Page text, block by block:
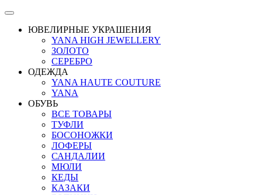
ЮВЕЛИРНЫЕ УКРАШЕНИЯ
YANA HIGH JEWELLERY
ЗОЛОТО
СЕРЕБРО
ОДЕЖДА
YANA HAUTE COUTURE
YANA
ОБУВЬ
ВСЕ ТОВАРЫ
ТУФЛИ
БОСОНОЖКИ
ЛОФЕРЫ
САНДАЛИИ
МЮЛИ
КЕДЫ
КАЗАКИ